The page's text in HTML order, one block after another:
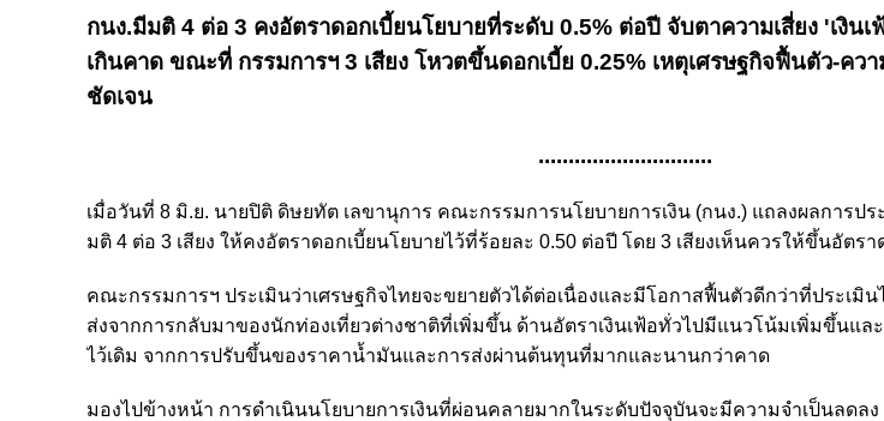
กนง.มีมติ 4 ต่อ 3 คงอัตราดอกเบี้ยนโยบายที่ระดับ 0.5% ต่อปี จับตาความเสี่ยง 'เงิน
เกินคาด ขณะที่ กรรมการฯ 3 เสียง โหวตขึ้นดอกเบี้ย 0.25% เหตุเศรษฐกิจฟื้นตัว-ควา
ชัดเจน
.............................
เมื่อวันที่ 8 มิ.ย. นายปิติ ดิษยทัต เลขานุการ คณะกรรมการนโยบายการเงิน (กนง.) แถลงผลการป
มติ 4 ต่อ 3 เสียง ให้คงอัตราดอกเบี้ยนโยบายไว้ที่ร้อยละ 0.50 ต่อปี โดย 3 เสียงเห็นควรให้ขึ้นอัตร
คณะกรรมการฯ ประเมินว่าเศรษฐกิจไทยจะขยายตัวได้ต่อเนื่องและมีโอกาสฟื้นตัวดีกว่าที่ประเมิน
ส่งจากการกลับมาของนักท่องเที่ยวต่างชาติที่เพิ่มขึ้น ด้านอัตราเงินเฟ้อทั่วไปมีแนวโน้มเพิ่มขึ้นแล
ไว้เดิม จากการปรับขึ้นของราคาน้ำมันและการส่งผ่านต้นทุนที่มากและนานกว่าคาด
มองไปข้างหน้า การดำเนินนโยบายการเงินที่ผ่อนคลายมากในระดับปัจจุบันจะมีความจำเป็นลดลง